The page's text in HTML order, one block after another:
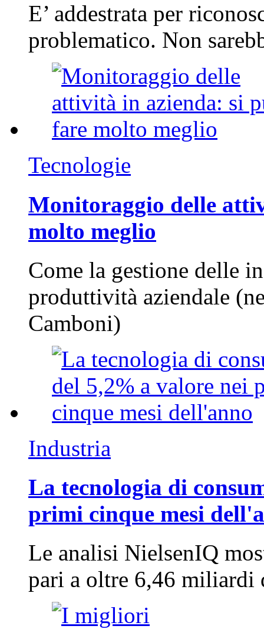
E’ addestrata per
problematico. Non
Tecnologie
Monitoraggio delle
molto meglio
Come la gestione delle
produttività aziendale
Camboni)
Industria
La tecnologia di
primi cinque mesi
Le analisi NielsenIQ
pari a oltre 6,46